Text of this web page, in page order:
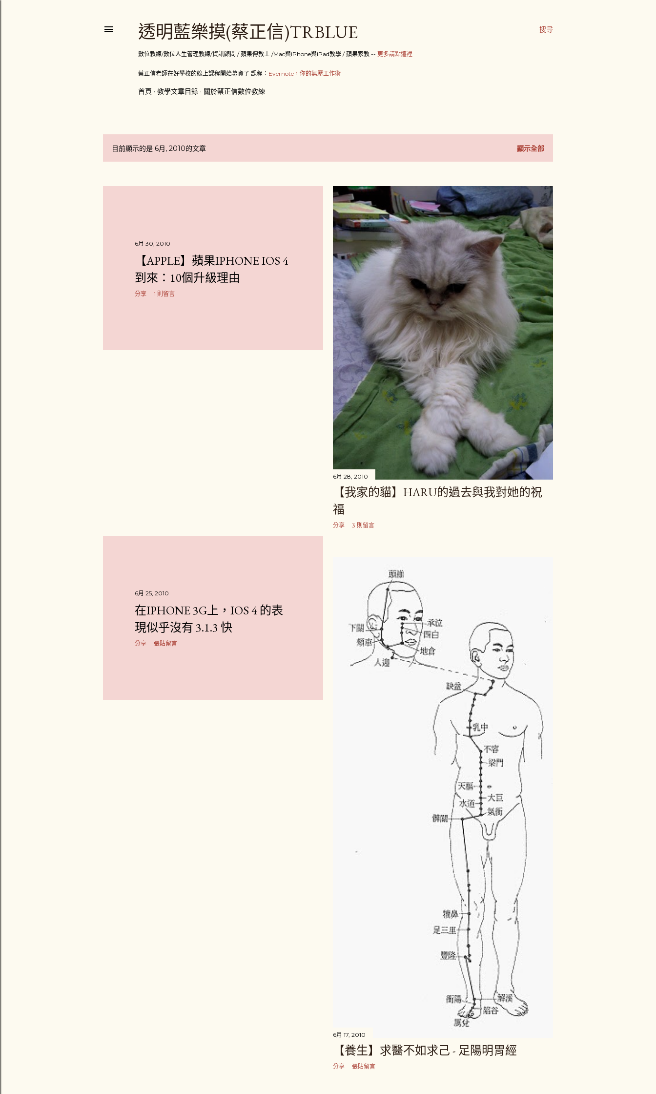
搜尋
透明藍樂摸(蔡正信)TRBLUE
數位教練/數位人生管理教練/資訊顧問 / 蘋果傳教士 /Mac與iPhone與iPad教學 / 蘋果家教 -- 更多請點這裡
蔡正信老師在好學校的線上課程開始募資了 課程： Evernote，你的無壓工作術
首頁 教學文章目錄 關於蔡正信數位教練
發
目前顯示的是 6月, 2010的文章 顯示全部
6月 30, 2010
【APPLE】蘋果IPHONE IOS 4
到來：10個升級理由
分享 1 則留言
6月 28, 2010
【我家的貓】HARU的過去與我對她的祝
福
分享 3 則留言
6月 25, 2010
在IPHONE 3G上，IOS 4 的表
現似乎沒有 3.1.3 快
分享 張貼留言
6月 17, 2010
【養生】求醫不如求己 - 足陽明胃經
分享 張貼留言